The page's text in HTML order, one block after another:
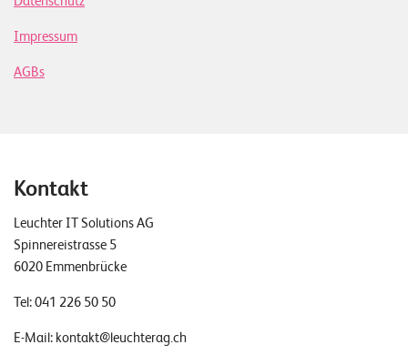
Impressum
AGBs
Kontakt
Leuchter IT Solutions AG
Spinnereistrasse 5
6020 Emmenbrücke
Tel:041 226 50 50
E-Mail: kontakt@leuchterag.ch